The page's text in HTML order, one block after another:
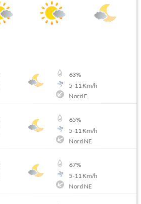
63%
5-11 Km/h
Nord E
65%
5-11 Km/h
Nord NE
67%
5-11 Km/h
Nord NE